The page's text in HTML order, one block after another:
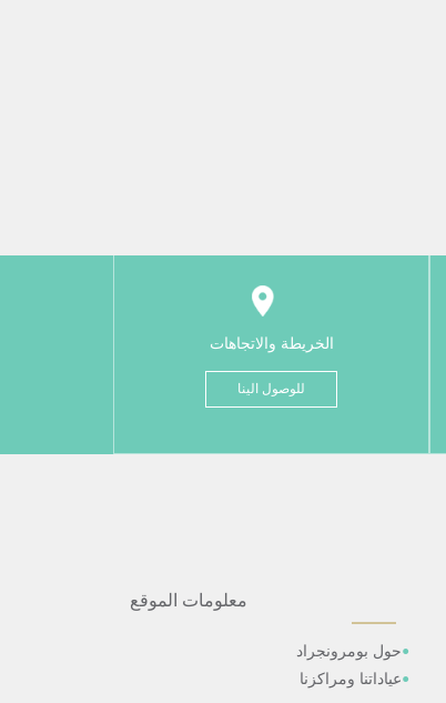
الخريطة والاتجاهات
للوصول الينا
معلومات الموقع
حول بومرونجراد
عياداتنا ومراكزنا